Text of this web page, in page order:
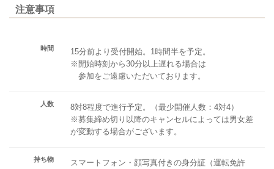
注意事項
時間
15分前より受付開始。1時間半を予定。
※開始時刻から30分以上遅れる場合は
参加をご遠慮いただいております。
人数
8対8程度で進行予定。（最少開催人数：4対4）
※募集締め切り以降のキャンセルによっては男女差
が変動する場合がございます。
持ち物
スマートフォン・顔写真付きの身分証（運転免許